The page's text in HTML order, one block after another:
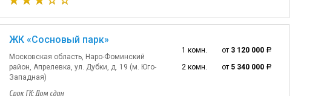
ЖК «Сосновый парк»
Московская область, Наро-Фоминский
район, Апрелевка, ул. Дубки, д. 19 (м. Юго-
Западная)
Срок ГК: Дом сдан
1 комн. от 3 120 000 a
2 комн. от 5 340 000 a